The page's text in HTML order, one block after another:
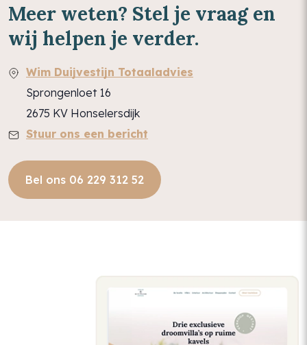
Meer weten? Stel je vraag en
wij helpen je verder.
Wim Duijvestijn Totaaladvies
Sprongenloet 16
2675 KV Honselersdijk
Stuur ons een bericht
Bel ons 06 229 312 52